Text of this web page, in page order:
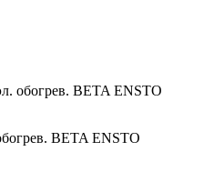
обогрев. BETA ENSTO